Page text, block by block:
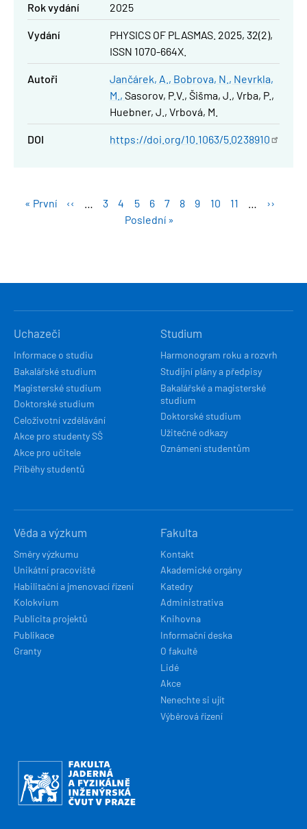
Rok vydání 2025
Vydání
PHYSICS OF PLASMAS. 2025, 32(2),
ISSN 1070-664X.
Autoři Jančárek, A. Bobrova, N.
Nevrkla,
M.
Sasorov, P.V. Šišma, J.
Vrba, P.
Huebner, J.
Vrbová, M.
DOI https://doi.org/10.1063/5.0238910
Pagination
First
« První
Předchozí
‹‹ Stránka
3 Stránka
4 Stránka
5 Stránka
6 Stránka
7 Stránka
8 Stránka
9 Stránka
10 Stránka
11
››
Poslední
Poslední »
NAVIGACE
Uchazeči
Informace o studiu
Bakalářské studium
Magisterské studium
Doktorské studium
Celoživotní vzdělávání
Akce pro studenty SŠ
Akce pro učitele
Příběhy studentů
Studium
Harmonogram roku a rozvrh
Studijní plány a předpisy
Bakalářské a magisterské
studium
Doktorské studium
Užitečné odkazy
Oznámení studentům
Věda a výzkum
Směry výzkumu
Unikátní pracoviště
Habilitační a jmenovací řízení
Kolokvium
Publicita projektů
Publikace
Granty
Fakulta
Kontakt
Akademické orgány
Katedry
Administrativa
Knihovna
Informační deska
O fakultě
Lidé
Akce
Nenechte si ujít
Výběrová řízení
Obrázek